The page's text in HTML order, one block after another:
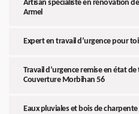
Artisan spécialiste en rénovation
Armel
Expert en travail d’urgence pour
Travail d’urgence remise en état
Couverture Morbihan 56
Eaux pluviales et bois de charpente